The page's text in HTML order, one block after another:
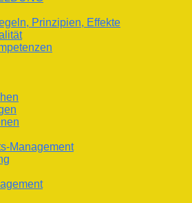
Prinzipien, Effekte
Management